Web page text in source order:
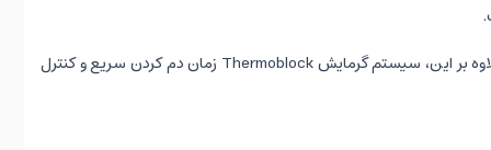
دستگاه قهوه ساز جدید ECF02 به لطف نگهدارنده فیلتر فولادی ضد زنگ هم برای قهوه آسیاب شده و هم برای کپسول های کاغذی قهوه مناسب است. علاوه بر این، سیستم گرمایش Thermoblock زمان دم کردن سریع و کنترل